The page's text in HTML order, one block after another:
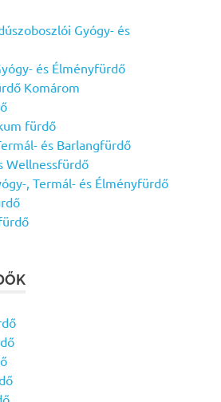
Gyógy- és
és Élményfürdő
Komárom
fürdő
és Barlangfürdő
Wellnessfürdő
, Termál- és Élményfürdő